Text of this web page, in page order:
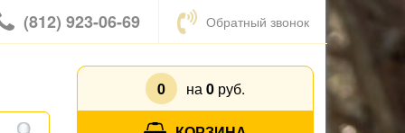
(812) 923-06-69 Обратный звонок
0 на 0руб.